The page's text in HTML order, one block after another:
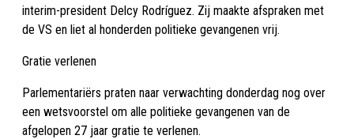
interim-president Delcy Rodríguez. Zij maakte afspraken met
de VS en liet al honderden politieke gevangenen vrij.
Gratie verlenen
Parlementariërs praten naar verwachting donderdag nog over
een wetsvoorstel om alle politieke gevangenen van de
afgelopen 27 jaar gratie te verlenen.